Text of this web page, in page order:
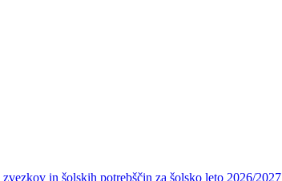
in šolskih potrebščin za šolsko leto 2026/2027